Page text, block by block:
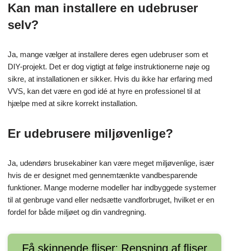
Kan man installere en udebruser
selv?
Ja, mange vælger at installere deres egen udebruser som et
DIY-projekt. Det er dog vigtigt at følge instruktionerne nøje og
sikre, at installationen er sikker. Hvis du ikke har erfaring med
VVS, kan det være en god idé at hyre en professionel til at
hjælpe med at sikre korrekt installation.
Er udebrusere miljøvenlige?
Ja, udendørs brusekabiner kan være meget miljøvenlige, især
hvis de er designet med gennemtænkte vandbesparende
funktioner. Mange moderne modeller har indbyggede systemer
til at genbruge vand eller nedsætte vandforbruget, hvilket er en
fordel for både miljøet og din vandregning.
Få skinnende fliser: Rensning af fliser